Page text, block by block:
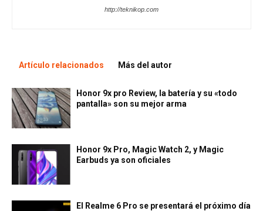
http://teknikop.com
Artículo relacionados Más del autor
Honor 9x pro Review, la batería y su «todo
pantalla» son su mejor arma
Honor 9x Pro, Magic Watch 2, y Magic
Earbuds ya son oficiales
El Realme 6 Pro se presentará el próximo día